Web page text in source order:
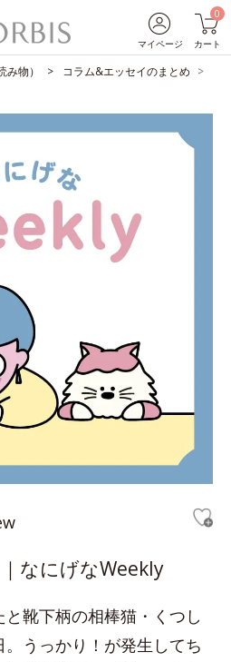
マイページ
0
カート
物） コラム&エッセイのまとめ
なにげなWeekly
靴下柄の相棒猫・くつし
うっかり！が発生してち